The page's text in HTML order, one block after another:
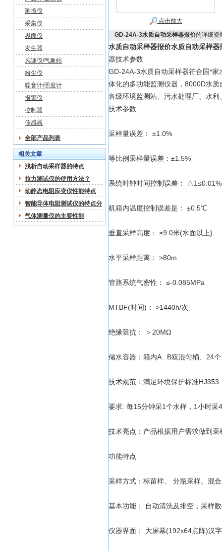
测振仪
采集仪
界面仪
发生器
风速仪/气象站
粉尘仪
噪音计/照度计
报警仪
控制器
传感器
全部产品列表
相关文章
浅析自动采样器的特点
拉力测试仪的使用方法？
动静态电阻应变仪性能特点
智能导体电阻测试仪的特点分
析
气体测量仪的主要性能
点击放大
GD-24A-3水质自动采样器报价的详细资
水质自动采样器报价水质自动采样器
器技术参数
GD-24A-3水质自动采样器符合国*
体化的多功能监测仪器，8000D水
各级环境监测站、污水处理厂、水
技术参数
采样量误差： ±1.0%
等比例采样量误差：±1.5%
系统时钟时间控制误差：
机箱内温度控制误差是： ±0.5℃
垂直采样高度： ≥9.0米(水面以上)
水平采样距离： >80m
管路系统气密性： ≤-0.085MPa
MTBF(时间)： >1440h/次
绝缘阻抗： ＞20MΩ
储水容器：箱内A . B双混匀桶、24
技术规范：满足环境保护标准
要求: 每15分钟采1个水样，1小时采
技术亮点：产品根据用户需求做到
功能特点
采样方式：标留样、 分瓶采样、混
基本功能： 自动清洗及排空，采样
仪器界面： 大屏幕(192x64点阵)汉